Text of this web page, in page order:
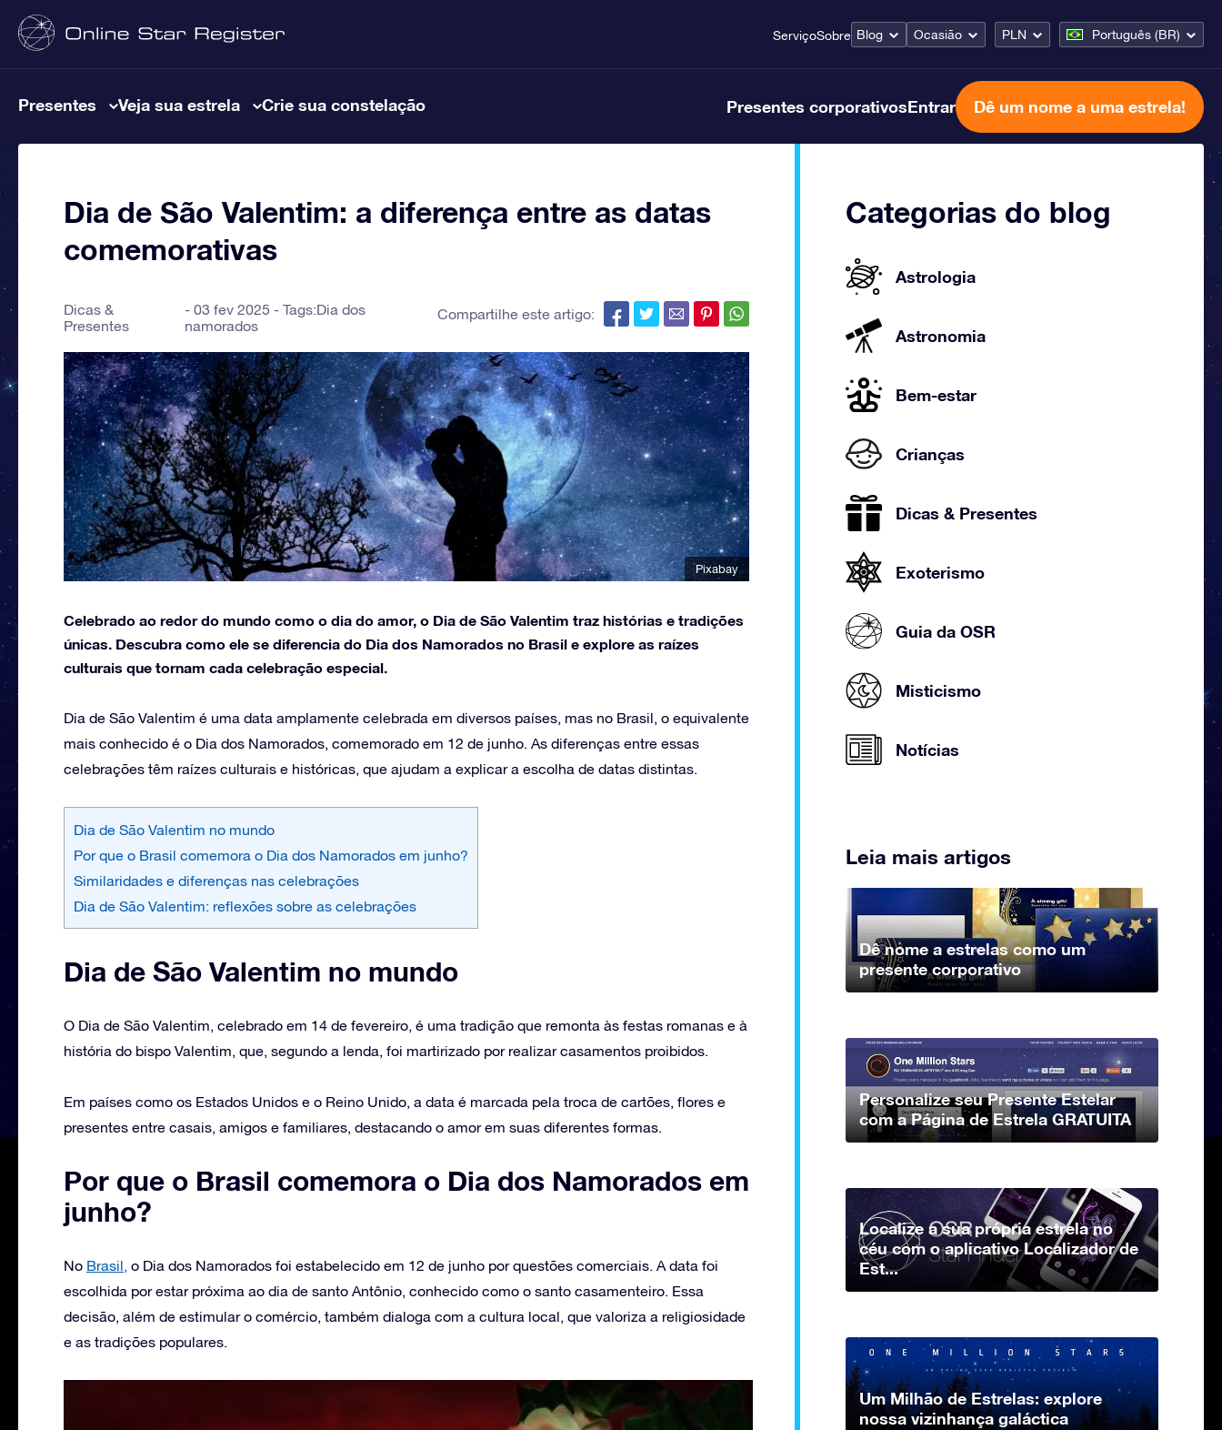
ServiçoSobre Blog Ocasião PLN Português (BR)
Presentes Veja sua estrela Crie sua constelação Presentes corporativosEntrar Dê um nome a uma estrela!
Dia de São Valentim: a diferença entre as datas
comemorativas
Dicas &
Presentes
03 fev 2025 - Tags:Dia dos
namorados
Compartilhe este artigo:
Pixabay
Celebrado ao redor do mundo como o dia do amor, o Dia de São Valentim traz histórias e tradições
únicas. Descubra como ele se diferencia do Dia dos Namorados no Brasil e explore as raízes
culturais que tornam cada celebração especial.
Dia de São Valentim é uma data amplamente celebrada em diversos países, mas no Brasil, o equivalente
mais conhecido é o Dia dos Namorados, comemorado em 12 de junho. As diferenças entre essas
celebrações têm raízes culturais e históricas, que ajudam a explicar a escolha de datas distintas.
Dia de São Valentim no mundo
Por que o Brasil comemora o Dia dos Namorados em junho?
Similaridades e diferenças nas celebrações
Dia de São Valentim: reflexões sobre as celebrações
Dia de São Valentim no mundo
O Dia de São Valentim, celebrado em 14 de fevereiro, é uma tradição que remonta às festas romanas e à
história do bispo Valentim, que, segundo a lenda, foi martirizado por realizar casamentos proibidos.
Em países como os Estados Unidos e o Reino Unido, a data é marcada pela troca de cartões, flores e
presentes entre casais, amigos e familiares, destacando o amor em suas diferentes formas.
Por que o Brasil comemora o Dia dos Namorados em
junho?
No Brasil, o Dia dos Namorados foi estabelecido em 12 de junho por questões comerciais. A data foi
escolhida por estar próxima ao dia de santo Antônio, conhecido como o santo casamenteiro. Essa
decisão, além de estimular o comércio, também dialoga com a cultura local, que valoriza a religiosidade
e as tradições populares.
Categorias do blog
Astrologia
Astronomia
Bem-estar
Crianças
Dicas & Presentes
Exoterismo
Guia da OSR
Misticismo
Notícias
Leia mais artigos
Dê nome a estrelas como um
presente corporativo
Personalize seu Presente Estelar
com a Página de Estrela GRATUITA
Localize a sua própria estrela no
céu com o aplicativo Localizador de
Est...
Um Milhão de Estrelas: explore
nossa vizinhança galáctica